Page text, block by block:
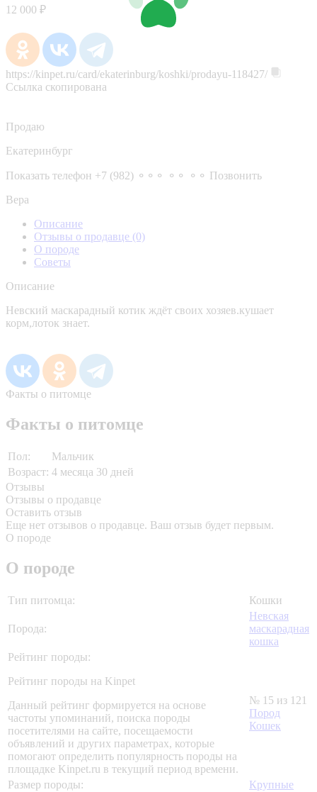
12 000 ₽
https://kinpet.ru/card/ekaterinburg/koshki/prodayu-118427/
Ссылка скопирована
Продаю
Екатеринбург
Показать телефон +7 (982) ⚬⚬⚬ ⚬⚬ ⚬⚬ Позвонить
Вера
Описание
Отзывы о продавце (0)
О породе
Советы
Описание
Невский маскарадный котик ждёт своих хозяев.кушает
корм,лоток знает.
Факты о питомце
Факты о питомце
Пол:
Мальчик
Возраст: 4 месяца 30 дней
Отзывы
Отзывы о продавце
Оставить отзыв
Еще нет отзывов о продавце. Ваш отзыв будет первым.
О породе
О породе
Тип питомца: Кошки
Порода:
Невская
маскарадная
кошка
Рейтинг породы:
Рейтинг породы на Kinpet
Данный рейтинг формируется на основе
частоты упоминаний, поиска породы
посетителями на сайте, посещаемости
объявлений и других параметрах, которые
помогают определить популярность породы на
площадке Kinpet.ru в текущий период времени.
№ 15 из 121
Пород
Кошек
Размер породы:
Крупные